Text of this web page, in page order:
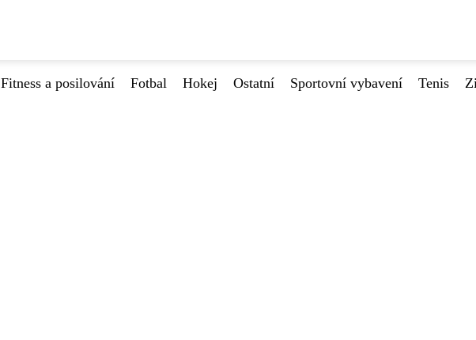
Fitness a posilování Fotbal Hokej Ostatní Sportovní vybavení Tenis